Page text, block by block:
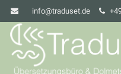
info@traduset.de